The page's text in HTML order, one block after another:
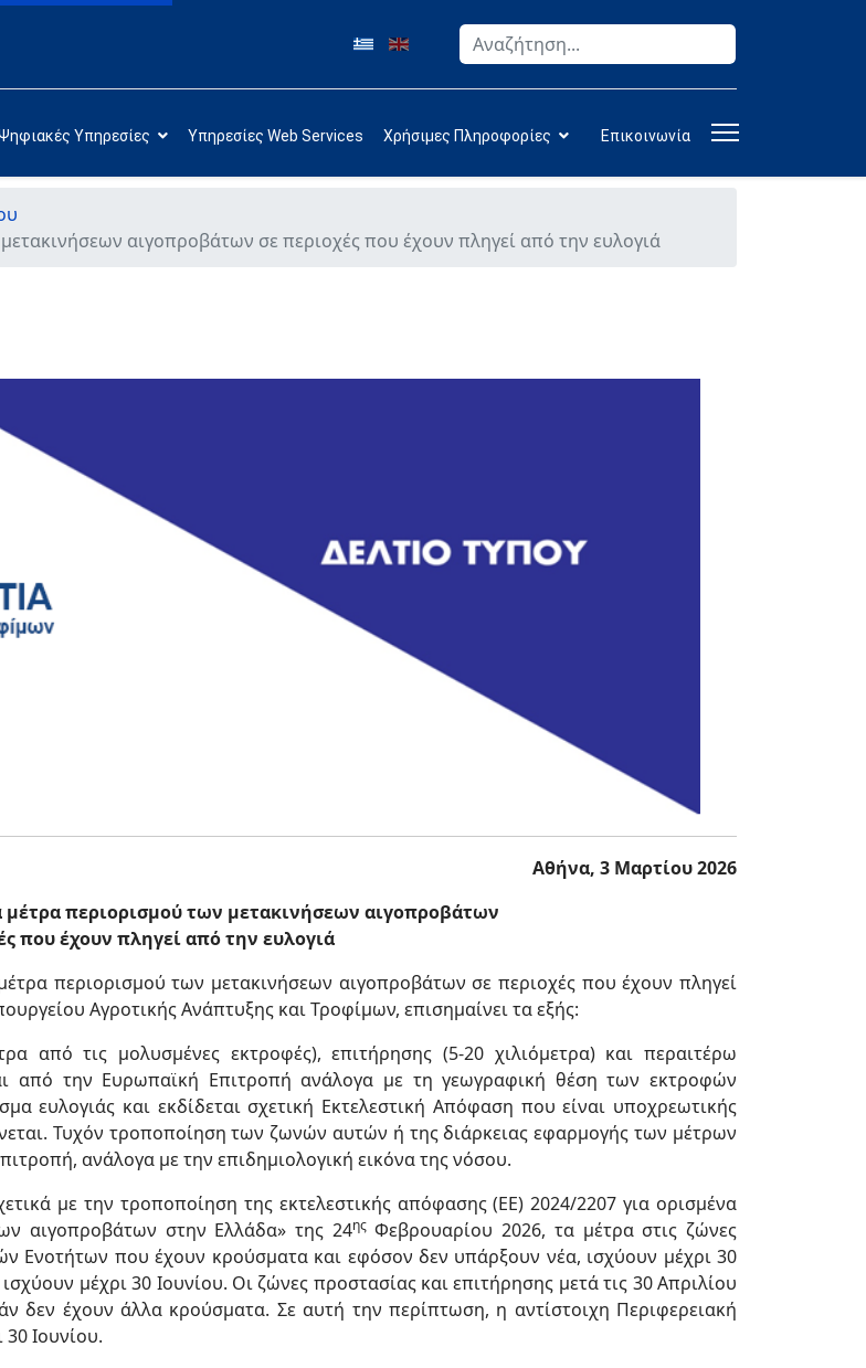
Αναζήτηση
Υπηρεσίες Υπηρεσίες Web Services Χρήσιμες Πληροφορίες Επικοινωνία
αιγοπροβάτων σε περιοχές που έχουν πληγεί από την ευλογιά
Αθήνα, 3 Μαρτίου 2026
μέτρα περιορισμού των μετακινήσεων αιγοπροβάτων
που έχουν πληγεί από την ευλογιά
περιορισμού των μετακινήσεων αιγοπροβάτων σε περιοχές που έχουν πληγεί
Αγροτικής Ανάπτυξης και Τροφίμων, επισημαίνει τα εξής:
από τις μολυσμένες εκτροφές), επιτήρησης (5-20 χιλιόμετρα) και περαιτέρω
από την Ευρωπαϊκή Επιτροπή ανάλογα με τη γεωγραφική θέση των εκτροφών
ευλογιάς και εκδίδεται σχετική Εκτελεστική Απόφαση που είναι υποχρεωτικής
Τυχόν τροποποίηση των ζωνών αυτών ή της διάρκειας εφαρμογής των μέτρων
ανάλογα με την επιδημιολογική εικόνα της νόσου.
με την τροποποίηση της εκτελεστικής απόφασης (ΕΕ) 2024/2207 για ορισμένα
αιγοπροβάτων στην Ελλάδα» της 24ηςΦεβρουαρίου 2026, τα μέτρα στις ζώνες
Ενοτήτων που έχουν κρούσματα και εφόσον δεν υπάρξουν νέα, ισχύουν μέχρι 30
μέχρι 30 Ιουνίου. Οι ζώνες προστασίας και επιτήρησης μετά τις 30 Απριλίου
δεν έχουν άλλα κρούσματα. Σε αυτή την περίπτωση, η αντίστοιχη Περιφερειακή
Ιουνίου.